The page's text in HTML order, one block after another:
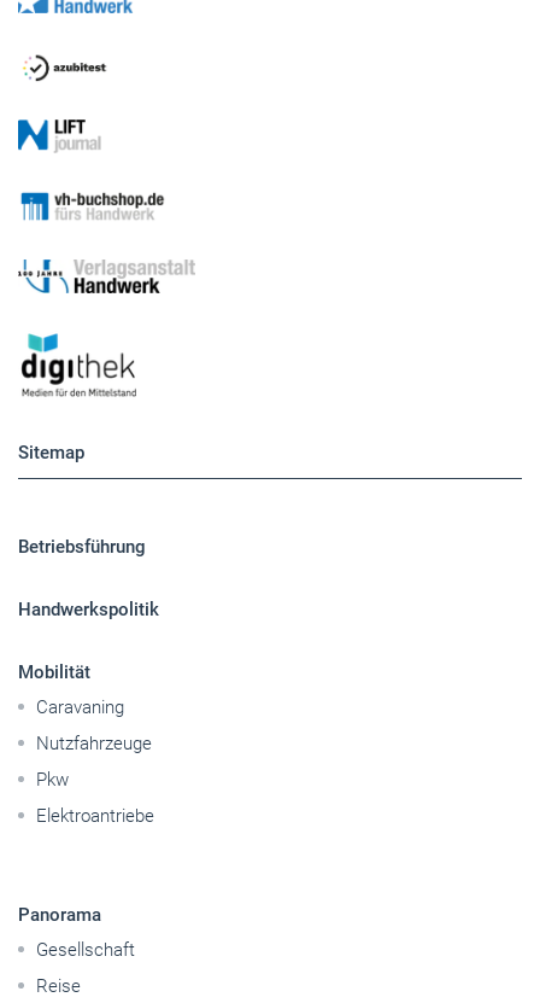
Sitemap
Betriebsführung
Handwerkspolitik
Mobilität
Caravaning
Nutzfahrzeuge
Pkw
Elektroantriebe
Panorama
Gesellschaft
Reise